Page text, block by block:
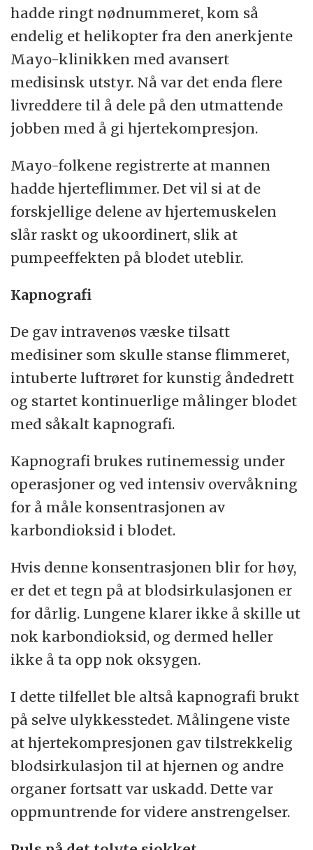
hadde ringt nødnummeret, kom så
endelig et helikopter fra den anerkjente
Mayo-klinikken med avansert
medisinsk utstyr. Nå var det enda flere
livreddere til å dele på den utmattende
jobben med å gi hjertekompresjon.
Mayo-folkene registrerte at mannen
hadde hjerteflimmer. Det vil si at de
forskjellige delene av hjertemuskelen
slår raskt og ukoordinert, slik at
pumpeeffekten på blodet uteblir.
Kapnografi
De gav intravenøs væske tilsatt
medisiner som skulle stanse flimmeret,
intuberte luftrøret for kunstig åndedrett
og startet kontinuerlige målinger blodet
med såkalt kapnografi.
Kapnografi brukes rutinemessig under
operasjoner og ved intensiv overvåkning
for å måle konsentrasjonen av
karbondioksid i blodet.
Hvis denne konsentrasjonen blir for høy,
er det et tegn på at blodsirkulasjonen er
for dårlig. Lungene klarer ikke å skille ut
nok karbondioksid, og dermed heller
ikke å ta opp nok oksygen.
I dette tilfellet ble altså kapnografi brukt
på selve ulykkesstedet. Målingene viste
at hjertekompresjonen gav tilstrekkelig
blodsirkulasjon til at hjernen og andre
organer fortsatt var uskadd. Dette var
oppmuntrende for videre anstrengelser.